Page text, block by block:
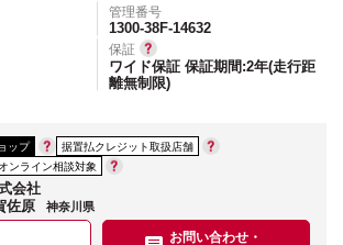
管理番号
1300-38F-14632
保証
ワイド保証 保証期間:2年(走行距
離無制限)
ップ
据置払クレジット取扱店舗
ンライン相談対象
会社
佐原
神奈川県
お問い合わせ・